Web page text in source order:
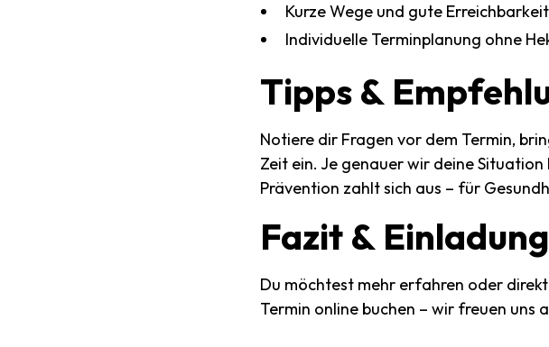
Kurze Wege und gute
Individuelle Terminplanung ohne
Tipps &
Notiere dir Fragen vor dem Termin,
Zeit ein. Je genauer wir deine
Prävention zahlt sich aus – für
Fazit & Einladung
Du möchtest mehr erfahren oder
Termin online buchen – wir freuen uns